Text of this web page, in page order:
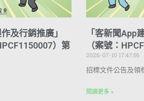
及行銷推廣」
）第
「客新聞App
（案號：
2026-07-10 17:47:56
招標文件公告及領
閱讀更多 »